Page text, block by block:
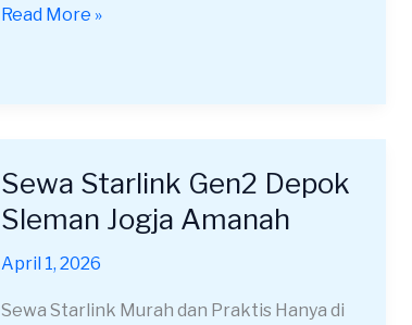
Read More »
Sewa Starlink Gen2 Depok
Sleman Jogja Amanah
April 1, 2026
Sewa Starlink Murah dan Praktis Hanya di
Sewa
Starlink
Gen2
Depok
Jogja